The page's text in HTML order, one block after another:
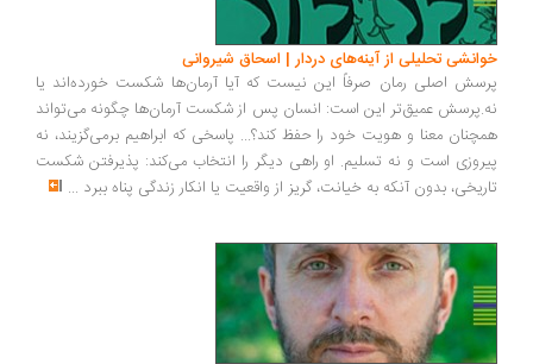
تحلیلی از آینه‌های دردار | اسحاق شیروانی
اصلی رمان صرفاً این نیست که آیا آرمان‌ها شکست خورده‌اند یا
عمیق‌تر این است: انسان پس از شکست آرمان‌ها چگونه می‌تواند
معنا و هویت خود را حفظ کند؟... پاسخی که ابراهیم برمی‌گزیند، نه
است و نه تسلیم. او راهی دیگر را انتخاب می‌کند: پذیرفتن شکست
بدون آنکه به خیانت، گریز از واقعیت یا انکار زندگی پناه ببرد...